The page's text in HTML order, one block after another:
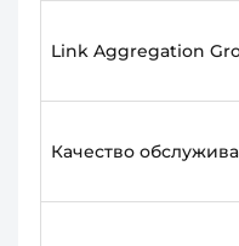
Link Aggregation
Качество